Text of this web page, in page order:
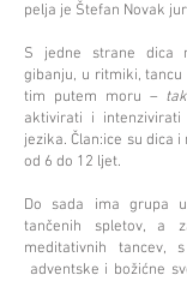
pelja je Štefan Novak
S jedne strane dica
gibanju, u ritmiki,
tim putem moru –
aktivirati i intenzivirati
jezika. Član:ice su dica
od 6 do 12 ljet.
Do sada ima grupa
tančenih spletov, a
meditativnih
adventske i božićne